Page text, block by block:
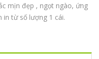
mịn đẹp , ngọt ngào, ứng
in từ số lượng 1 cái.